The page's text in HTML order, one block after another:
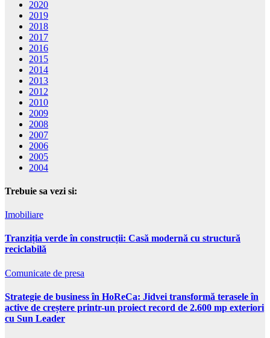
2020
2019
2018
2017
2016
2015
2014
2013
2012
2010
2009
2008
2007
2006
2005
2004
Trebuie sa vezi si:
Imobiliare
Tranziția verde în construcții: Casă modernă cu structură
reciclabilă
Comunicate de presa
Strategie de business în HoReCa: Jidvei transformă terasele în
active de creștere printr-un proiect record de 2.600 mp exteriori
cu Sun Leader